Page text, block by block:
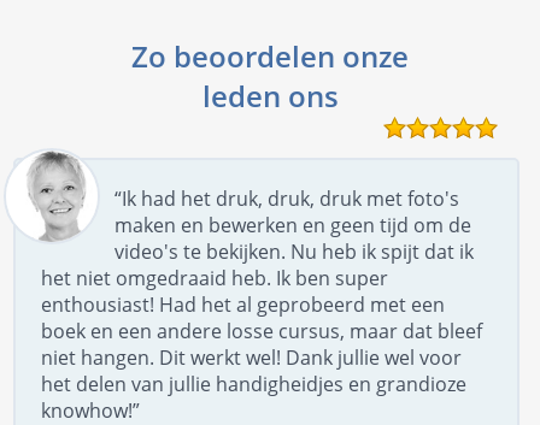
Zo beoordelen onze
leden ons
“Ik had het druk, druk, druk met foto's
maken en bewerken en geen tijd om de
video's te bekijken. Nu heb ik spijt dat ik
het niet omgedraaid heb. Ik ben super
enthousiast! Had het al geprobeerd met een
boek en een andere losse cursus, maar dat bleef
niet hangen. Dit werkt wel! Dank jullie wel voor
het delen van jullie handigheidjes en grandioze
knowhow!”